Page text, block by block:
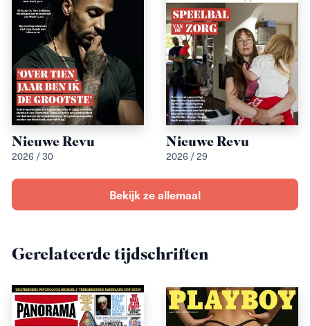
Nieuwe Revu
2026 / 30
Nieuwe Revu
2026 / 29
Bekijk ze allemaal
Gerelateerde tijdschriften